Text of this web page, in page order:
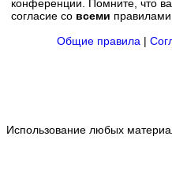
конференции. Помните, что
согласие со всеми правилами.
Общие правила |
Использование любых